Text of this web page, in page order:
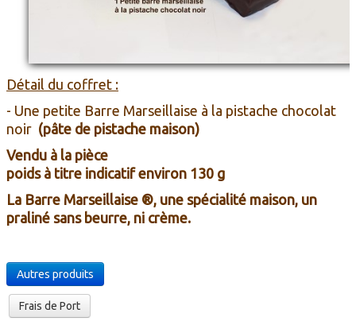
Détail du coffret :
- Une petite Barre Marseillaise à la pistache chocolat
noir (pâte de pistache maison)
Vendu à la pièce
poids à titre indicatif environ 130 g
La Barre Marseillaise ®, une spécialité maison, un
praliné sans beurre, ni crème.
Autres produits
Frais de Port